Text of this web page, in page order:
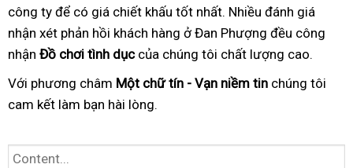
công ty để có giá chiết khấu tốt nhất. Nhiều đánh giá
nhận xét phản hồi khách hàng ở Đan Phượng đều công
nhận Đồ chơi tình dụccủa chúng tôi chất lượng cao.
Với phương châm Một chữ tín - Vạn niềm tin chúng tôi
cam kết làm bạn hài lòng.